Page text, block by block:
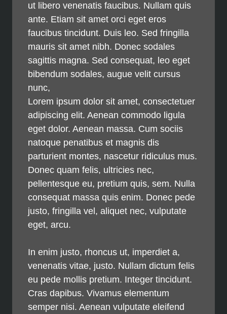
ut libero venenatis faucibus. Nullam quis
ante. Etiam sit amet orci eget eros
faucibus tincidunt. Duis leo. Sed fringilla
mauris sit amet nibh. Donec sodales
sagittis magna. Sed consequat, leo eget
bibendum sodales, augue velit cursus
nunc,
Lorem ipsum dolor sit amet, consectetuer
adipiscing elit. Aenean commodo ligula
eget dolor. Aenean massa. Cum sociis
natoque penatibus et magnis dis
parturient montes, nascetur ridiculus mus.
Donec quam felis, ultricies nec,
pellentesque eu, pretium quis, sem. Nulla
consequat massa quis enim. Donec pede
justo, fringilla vel, aliquet nec, vulputate
eget, arcu.
In enim justo, rhoncus ut, imperdiet a,
venenatis vitae, justo. Nullam dictum felis
eu pede mollis pretium. Integer tincidunt.
Cras dapibus. Vivamus elementum
semper nisi. Aenean vulputate eleifend